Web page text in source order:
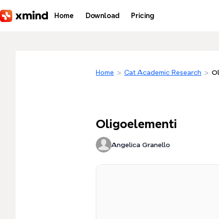
Home Download Pricing
Home > Cat Academic Research >
Oligoelementi
Angelica Granello